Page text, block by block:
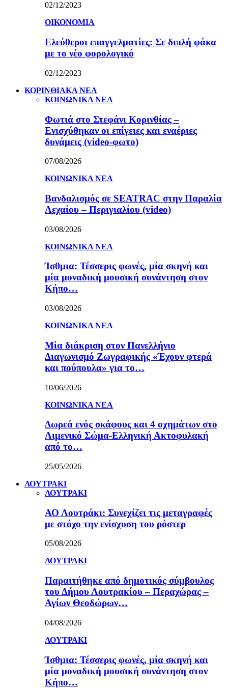
02/12/2023
ΟΙΚΟΝΟΜΙΑ
Ελεύθεροι επαγγελματίες: Σε διπλή φάκα
με το νέο φορολογικό
02/12/2023
ΚΟΡΙΝΘΙΑΚΑ ΝΕΑ
ΚΟΙΝΩΝΙΚΑ ΝΕΑ
Φωτιά στο Στεφάνι Κορινθίας –
Ενισχύθηκαν οι επίγειες και εναέριες
δυνάμεις (video-φωτο)
07/08/2026
ΚΟΙΝΩΝΙΚΑ ΝΕΑ
Βανδαλισμός σε SEATRAC στην Παραλία
Λεχαίου – Περιγιαλίου (video)
03/08/2026
ΚΟΙΝΩΝΙΚΑ ΝΕΑ
Ίσθμια: Τέσσερις φωνές, μία σκηνή και
μία μοναδική μουσική συνάντηση στον
Κήπο…
03/08/2026
ΚΟΙΝΩΝΙΚΑ ΝΕΑ
Μία διάκριση στον Πανελλήνιο
Διαγωνισμό Ζωγραφικής «Έχουν φτερά
και πούπουλα» για το…
10/06/2026
ΚΟΙΝΩΝΙΚΑ ΝΕΑ
Δωρεά ενός σκάφους και 4 οχημάτων στο
Λιμενικό Σώμα-Ελληνική Ακτοφυλακή
από το…
25/05/2026
ΛΟΥΤΡΑΚΙ
ΛΟΥΤΡΑΚΙ
ΑΟ Λουτράκι: Συνεχίζει τις μεταγραφές
με στόχο την ενίσχυση του ρόστερ
05/08/2026
ΛΟΥΤΡΑΚΙ
Παραιτήθηκε από δημοτικός σύμβουλος
του Δήμου Λουτρακίου – Περαχώρας –
Αγίων Θεοδώρων…
04/08/2026
ΛΟΥΤΡΑΚΙ
Ίσθμια: Τέσσερις φωνές, μία σκηνή και
μία μοναδική μουσική συνάντηση στον
Κήπο…